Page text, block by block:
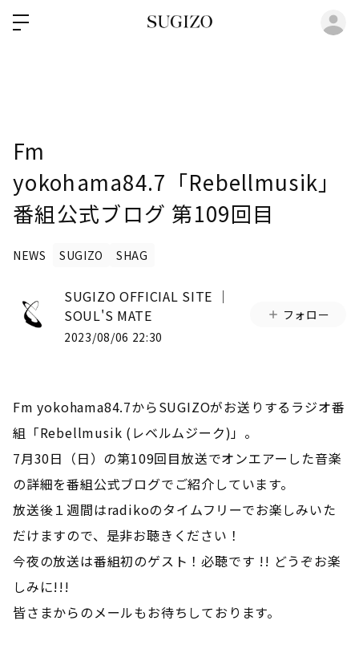
Fm
yokohama84.7「Rebellmusik」
番組公式ブログ 第109回目
NEWS SUGIZO SHAG
SUGIZO OFFICIAL SITE │
SOUL'S MATE
2023/08/06 22:30
フォロー
Fm yokohama84.7からSUGIZOがお送りするラジオ番
組「Rebellmusik (レベルムジーク)」。
7月30日（日）の第109回目放送でオンエアーした音楽
の詳細を番組公式ブログでご紹介しています。
放送後１週間はradikoのタイムフリーでお楽しみいた
だけますので、是非お聴きください！
今夜の放送は番組初のゲスト！必聴です !! どうぞお楽
しみに!!!
皆さまからのメールもお待ちしております。